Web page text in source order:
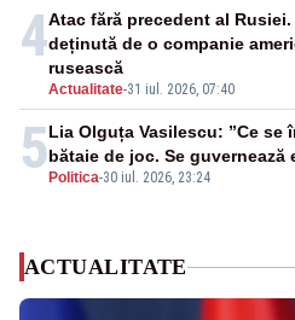
4
Actualitate-31 iul. 2026, 07:40
Atac fără precedent al
deținută de o companie
rusească
5 Politica-30 iul. 2026, 23:24
Lia Olguța Vasilescu: ”Ce se
bătaie de joc. Se guvernează
ACTUALITATE